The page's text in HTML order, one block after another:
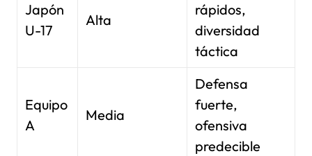
Japón
U-17
Alta
rápidos,
diversidad
táctica
Equipo
A
Media
Defensa
fuerte,
ofensiva
predecible